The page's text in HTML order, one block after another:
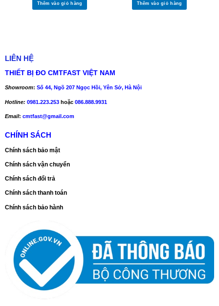
Thêm vào giỏ hàng Thêm vào giỏ hàng
LIÊN HỆ
THIẾT BỊ ĐO CMTFAST VIỆT NAM
Showroom: Số 44, Ngõ 207 Ngọc Hồi, Yên Sở, Hà Nội
Hotline: 0981.223.253 hoặc086.888.9931
Email: cmtfast@gmail.com
CHÍNH SÁCH
Chính sách bảo mật
Chính sách vận chuyển
Chính sách đổi trả
Chính sách thanh toán
Chính sách bảo hành